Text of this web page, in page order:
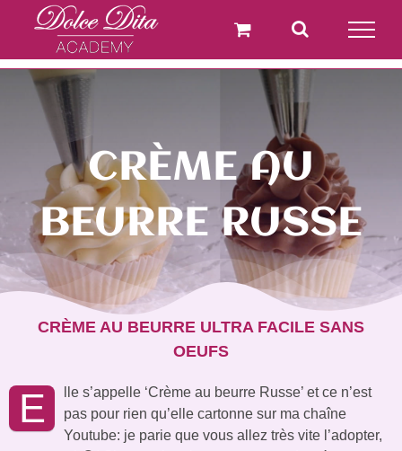
Passer
CRÈME AU
BEURRE RUSSE
CRÈME AU BEURRE ULTRA FACILE SANS
OEUFS
E
lle s’appelle ‘Crème au beurre Russe’ et ce n’est
pas pour rien qu’elle cartonne sur ma chaîne
Youtube: je parie que vous allez très vite l’adopter,